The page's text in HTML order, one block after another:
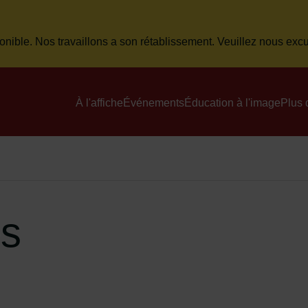
Nos travaillons a son rétablissement. Veuillez nous
À l'affiche Événements Éducation à l'image Plus